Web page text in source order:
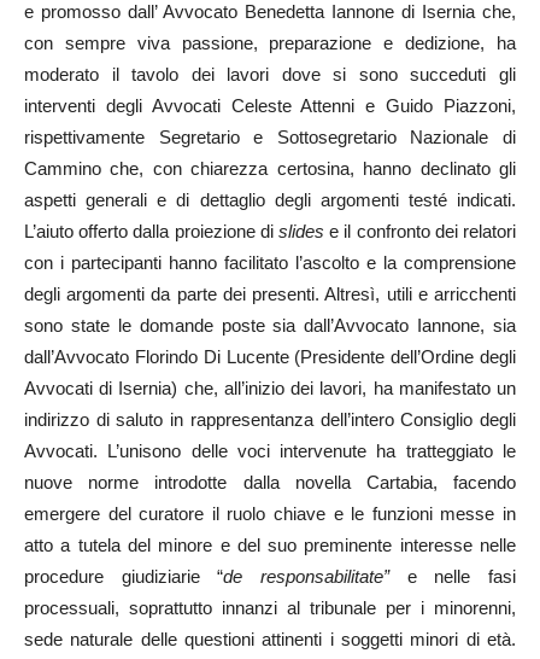
e promosso dall’ Avvocato Benedetta Iannone di Isernia che,
con sempre viva passione, preparazione e dedizione, ha
moderato il tavolo dei lavori dove si sono succeduti gli
interventi degli Avvocati Celeste Attenni e Guido Piazzoni,
rispettivamente Segretario e Sottosegretario Nazionale di
Cammino che, con chiarezza certosina, hanno declinato gli
aspetti generali e di dettaglio degli argomenti testé indicati.
L’aiuto offerto dalla proiezione di slides e il confronto dei relatori
con i partecipanti hanno facilitato l’ascolto e la comprensione
degli argomenti da parte dei presenti. Altresì, utili e arricchenti
sono state le domande poste sia dall’Avvocato Iannone, sia
dall’Avvocato Florindo Di Lucente (Presidente dell’Ordine degli
Avvocati di Isernia) che, all’inizio dei lavori, ha manifestato un
indirizzo di saluto in rappresentanza dell’intero Consiglio degli
Avvocati. L’unisono delle voci intervenute ha tratteggiato le
nuove norme introdotte dalla novella Cartabia, facendo
emergere del curatore il ruolo chiave e le funzioni messe in
atto a tutela del minore e del suo preminente interesse nelle
procedure giudiziarie “de responsabilitate”e nelle fasi
processuali, soprattutto innanzi al tribunale per i minorenni,
sede naturale delle questioni attinenti i soggetti minori di età.